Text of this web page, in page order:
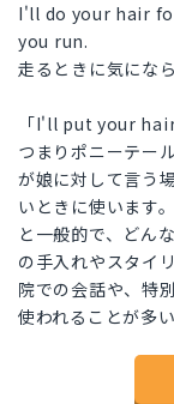
I'll do your hair
you run.
走るときに気にな
「I'll put your
つまりポニーテー
が娘に対して言う
いときに使いま
と一般的で、どん
の手入れやスタイ
院での会話や、特
使われることが多い